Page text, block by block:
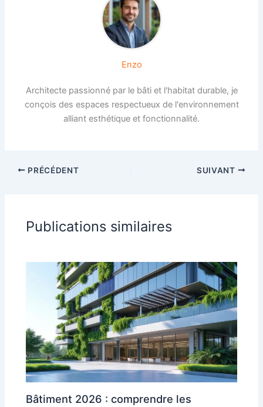
Enzo
Architecte passionné par le bâti et l'habitat durable, je
conçois des espaces respectueux de l'environnement
alliant esthétique et fonctionnalité.
PRÉCÉDENT SUIVANT
Publications similaires
Bâtiment 2026 : comprendre les